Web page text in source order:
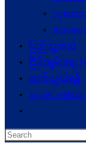
သုတေသ
ပြည်သူ့အသံ
ငြိမ်းချမ်းရေး
ဆက်သွယ်ရန်
Toggle website